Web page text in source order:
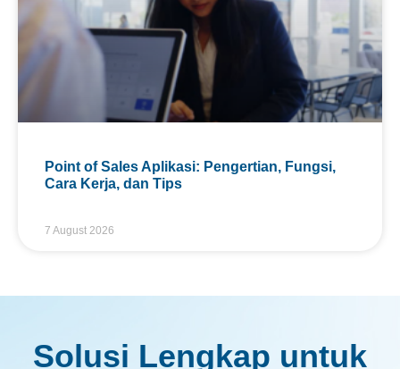
Point of Sales Aplikasi: Pengertian, Fungsi,
Cara Kerja, dan Tips
7 August 2026
Solusi Lengkap untuk